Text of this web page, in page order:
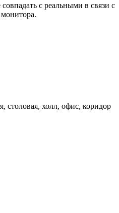
с реальными в связи с
столовая, холл, офис, коридор